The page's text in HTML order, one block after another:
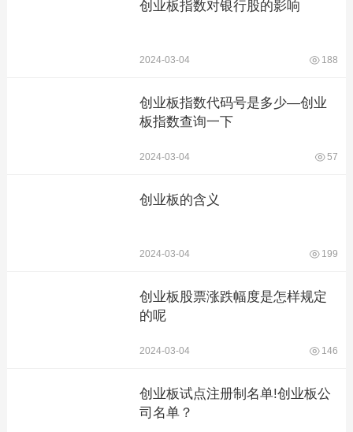
创业板指数对银行股的影响
2024-03-04 188
创业板指数代码号是多少—创业
板指数查询一下
2024-03-04 57
创业板的含义
2024-03-04 199
创业板股票涨跌幅度是怎样规定
的呢
2024-03-04 146
创业板试点注册制名单!创业板公
司名单？